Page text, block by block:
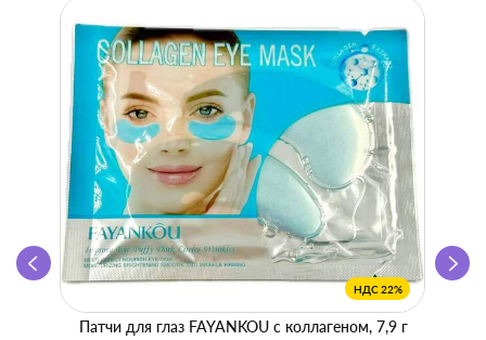
НДС 22%
Патчи для глаз FAYANKOU с коллагеном, 7,9 г